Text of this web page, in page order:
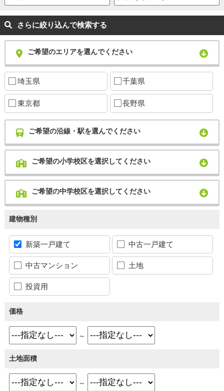
さらに絞り込んで検索する
ご希望のエリアを選んでください
埼玉県 千葉県
東京都 長野県
ご希望の沿線・駅を選んでください
ご希望の小学校区を選択してください
ご希望の中学校区を選択してください
建物種別
新築一戸建て 中古一戸建て
中古マンション 土地
投資用
価格
～
土地面積
～